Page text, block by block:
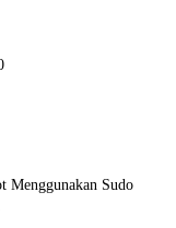
Menggunakan Sudo